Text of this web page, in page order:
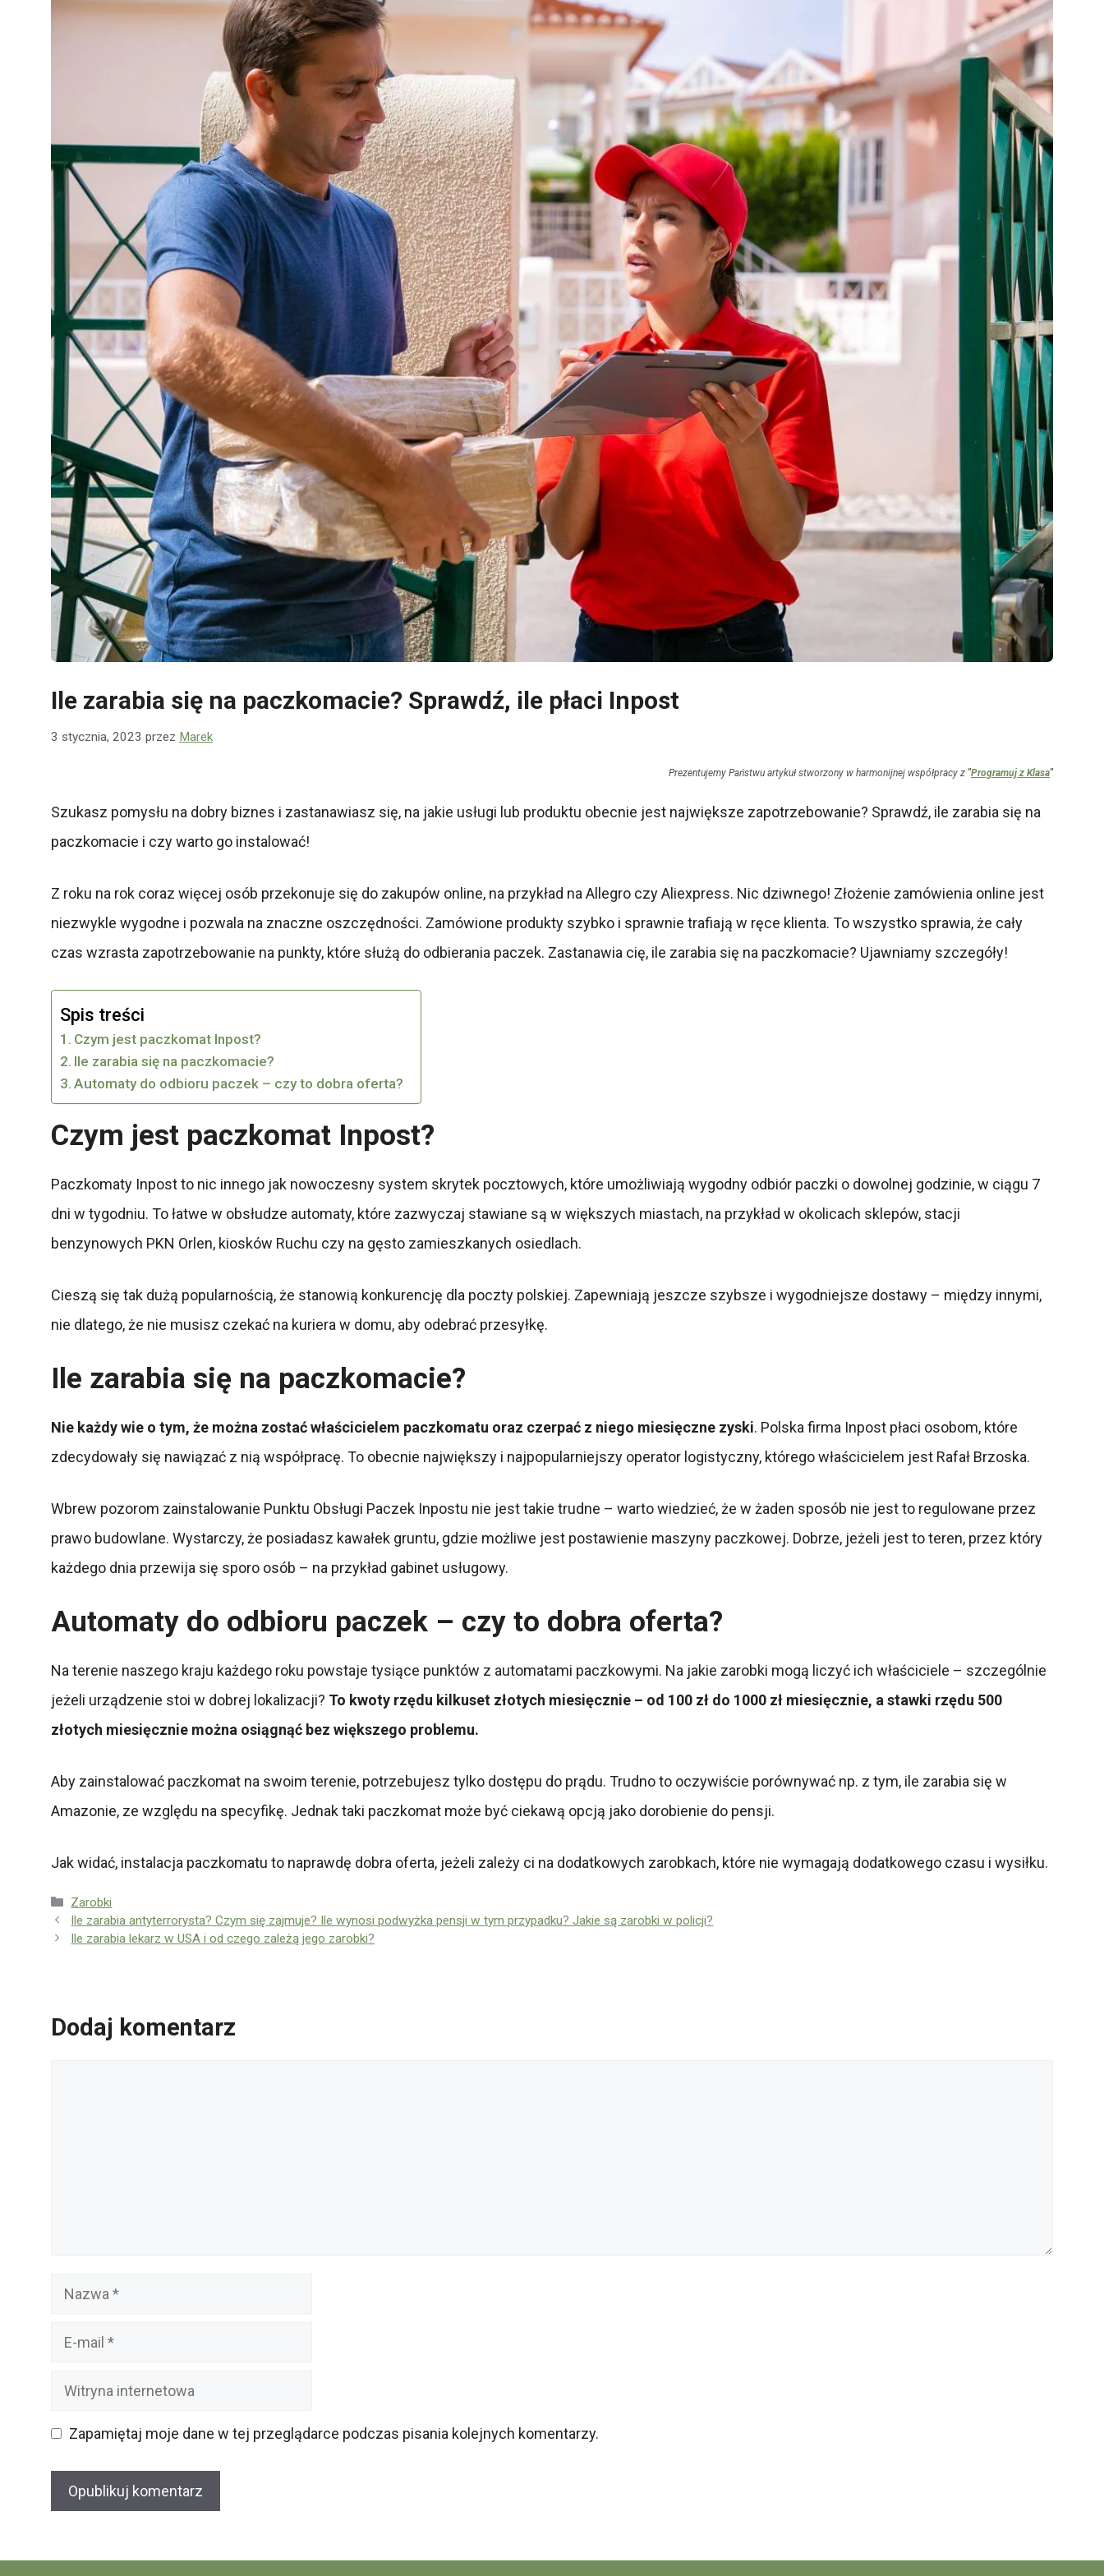
Ile zarabia się na paczkomacie? Sprawdź, ile płaci Inpost
3 stycznia, 2023 przez Marek
Prezentujemy Państwu artykuł stworzony w harmonijnej współpracy z "Programuj z Klasa"
Szukasz pomysłu na dobry biznes i zastanawiasz się, na jakie usługi lub produktu obecnie jest największe zapotrzebowanie? Sprawdź, ile zarabia się na
paczkomacie i czy warto go instalować!
Z roku na rok coraz więcej osób przekonuje się do zakupów online, na przykład na Allegro czy Aliexpress. Nic dziwnego! Złożenie zamówienia online jest
niezwykle wygodne i pozwala na znaczne oszczędności. Zamówione produkty szybko i sprawnie trafiają w ręce klienta. To wszystko sprawia, że cały
czas wzrasta zapotrzebowanie na punkty, które służą do odbierania paczek. Zastanawia cię, ile zarabia się na paczkomacie? Ujawniamy szczegóły!
Spis treści
Czym jest paczkomat Inpost?
Ile zarabia się na paczkomacie?
Automaty do odbioru paczek – czy to dobra oferta?
Czym jest paczkomat Inpost?
Paczkomaty Inpost to nic innego jak nowoczesny system skrytek pocztowych, które umożliwiają wygodny odbiór paczki o dowolnej godzinie, w ciągu 7
dni w tygodniu. To łatwe w obsłudze automaty, które zazwyczaj stawiane są w większych miastach, na przykład w okolicach sklepów, stacji
benzynowych PKN Orlen, kiosków Ruchu czy na gęsto zamieszkanych osiedlach.
Cieszą się tak dużą popularnością, że stanowią konkurencję dla poczty polskiej. Zapewniają jeszcze szybsze i wygodniejsze dostawy – między innymi,
nie dlatego, że nie musisz czekać na kuriera w domu, aby odebrać przesyłkę.
Ile zarabia się na paczkomacie?
Nie każdy wie o tym, że można zostać właścicielem paczkomatu oraz czerpać z niego miesięczne zyski. Polska firma Inpost płaci osobom, które
zdecydowały się nawiązać z nią współpracę. To obecnie największy i najpopularniejszy operator logistyczny, którego właścicielem jest Rafał Brzoska.
Wbrew pozorom zainstalowanie Punktu Obsługi Paczek Inpostu nie jest takie trudne – warto wiedzieć, że w żaden sposób nie jest to regulowane przez
prawo budowlane. Wystarczy, że posiadasz kawałek gruntu, gdzie możliwe jest postawienie maszyny paczkowej. Dobrze, jeżeli jest to teren, przez który
każdego dnia przewija się sporo osób – na przykład gabinet usługowy.
Automaty do odbioru paczek – czy to dobra oferta?
Na terenie naszego kraju każdego roku powstaje tysiące punktów z automatami paczkowymi. Na jakie zarobki mogą liczyć ich właściciele – szczególnie
jeżeli urządzenie stoi w dobrej lokalizacji? To kwoty rzędu kilkuset złotych miesięcznie – od 100 zł do 1000 zł miesięcznie, a stawki rzędu 500
złotych miesięcznie można osiągnąć bez większego problemu.
Aby zainstalować paczkomat na swoim terenie, potrzebujesz tylko dostępu do prądu. Trudno to oczywiście porównywać np. z tym, ile zarabia się w
Amazonie, ze względu na specyfikę. Jednak taki paczkomat może być ciekawą opcją jako dorobienie do pensji.
Jak widać, instalacja paczkomatu to naprawdę dobra oferta, jeżeli zależy ci na dodatkowych zarobkach, które nie wymagają dodatkowego czasu i wysiłku.
Kategorie
Zarobki
Ile zarabia antyterrorysta? Czym się zajmuje? Ile wynosi podwyżka pensji w tym przypadku? Jakie są zarobki w policji?
Ile zarabia lekarz w USA i od czego zależą jego zarobki?
Dodaj komentarz
Nazwa
Witryna
Zapamiętaj moje dane w tej przeglądarce podczas pisania kolejnych komentarzy.